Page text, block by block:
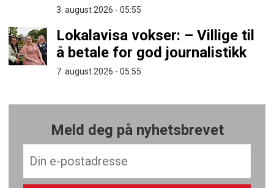
3. august 2026 - 05:55
Lokalavisa vokser: – Villige til
å betale for god journalistikk
7. august 2026 - 05:55
Meld deg på nyhetsbrevet